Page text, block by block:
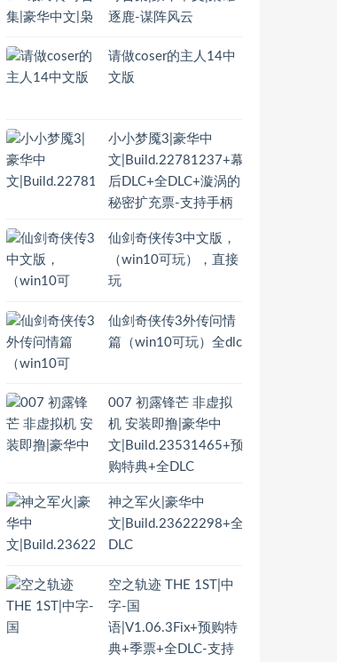
逐鹿-谋阵风云
请做coser的主人14中
文版
小小梦魇3|豪华中
文|Build.22781237+幕
后DLC+全DLC+漩涡的
秘密扩充票-支持手柄
仙剑奇侠传3中文版，
（win10可玩），直接
玩
仙剑奇侠传3外传问情
篇（win10可玩）全dlc
007 初露锋芒 非虚拟
机 安装即撸|豪华中
文|Build.23531465+预
购特典+全DLC
神之军火|豪华中
文|Build.23622298+全
DLC
空之轨迹 THE 1ST|中
字-国
语|V1.06.3Fix+预购特
典+季票+全DLC-支持